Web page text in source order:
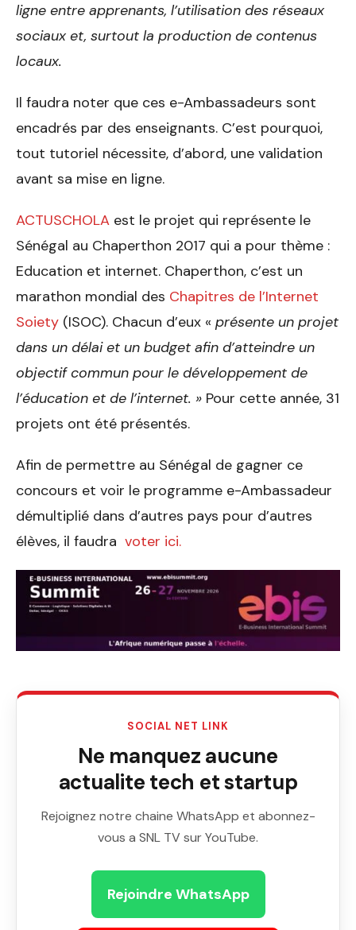
ligne entre apprenants, l’utilisation des réseaux
sociaux et, surtout la production de contenus
locaux.
Il faudra noter que ces e-Ambassadeurs sont
encadrés par des enseignants. C’est pourquoi,
tout tutoriel nécessite, d’abord, une validation
avant sa mise en ligne.
ACTUSCHOLA est le projet qui représente le
Sénégal au Chaperthon 2017 qui a pour thème :
Education et internet. Chaperthon, c’est un
marathon mondial des Chapitres de l’Internet
Soiety (ISOC). Chacun d’eux « présente un projet
dans un délai et un budget afin d’atteindre un
objectif commun pour le développement de
l’éducation et de l’internet. » Pour cette année, 31
projets ont été présentés.
Afin de permettre au Sénégal de gagner ce
concours et voir le programme e-Ambassadeur
démultiplié dans d’autres pays pour d’autres
élèves, il faudra voter ici.
SOCIAL NET LINK
Ne manquez aucune
actualite tech et startup
Rejoignez notre chaine WhatsApp et abonnez-
vous a SNL TV sur YouTube.
Rejoindre WhatsApp